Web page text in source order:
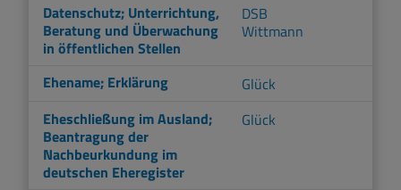
Datenschutz; Unterrichtung,
Beratung und Überwachung
in öffentlichen Stellen
DSB
Wittmann
Ehename; Erklärung
Glück
Eheschließung im Ausland;
Beantragung der
Nachbeurkundung im
deutschen Eheregister
Glück